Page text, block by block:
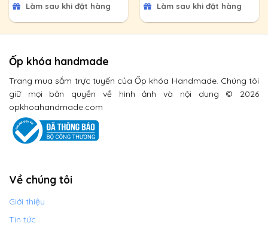
Làm sau khi đặt hàng
Làm sau khi đặt hàng
Ốp khóa handmade
Trang mua sắm trực tuyến của Ốp khóa Handmade. Chúng tôi
giữ mọi bản quyền về hình ảnh và nội dung © 2026
opkhoahandmade.com
Về chúng tôi
Giới thiệu
Tin tức